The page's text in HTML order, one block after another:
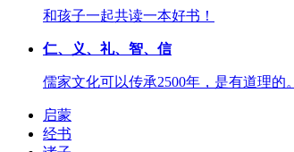
和孩子一起共读一本好书！
仁、义、礼、智、信
儒家文化可以传承2500年，是有道理的。
启蒙
经书